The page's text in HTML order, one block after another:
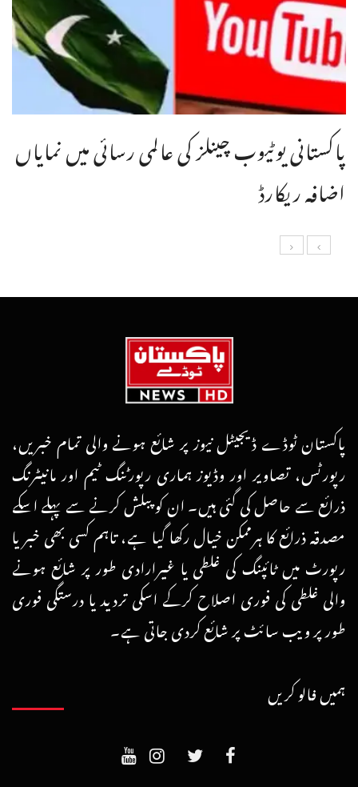
پاکستانی یوٹیوب چینلز کی عالمی رسائی میں نمایاں
اضافہ ریکارڈ
پاکستان ٹوڈے ڈیجیٹل نیوز پر شائع ہونے والی تمام خبریں،
رپورٹس، تصاویر اور وڈیوز ہماری رپورٹنگ ٹیم اور مانیٹرنگ
ذرائع سے حاصل کی گئی ہیں۔ ان کو پبلش کرنے سے پہلے اسکے
مصدقہ ذرائع کا ہرممکن خیال رکھا گیا ہے، تاہم کسی بھی خبر یا
رپورٹ میں ٹائپنگ کی غلطی یا غیرارادی طور پر شائع ہونے
والی غلطی کی فوری اصلاح کرکے اسکی تردید یا درستگی فوری
طور پر ویب سائٹ پر شائع کردی جاتی ہے۔
ہمیں فالو کریں